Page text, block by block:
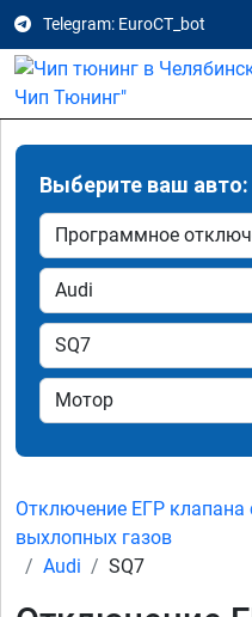
Telegram: EuroCT_bot
Выберите ваш авто:
Отключение ЕГР клапана
выхлопных газов
Audi
SQ7